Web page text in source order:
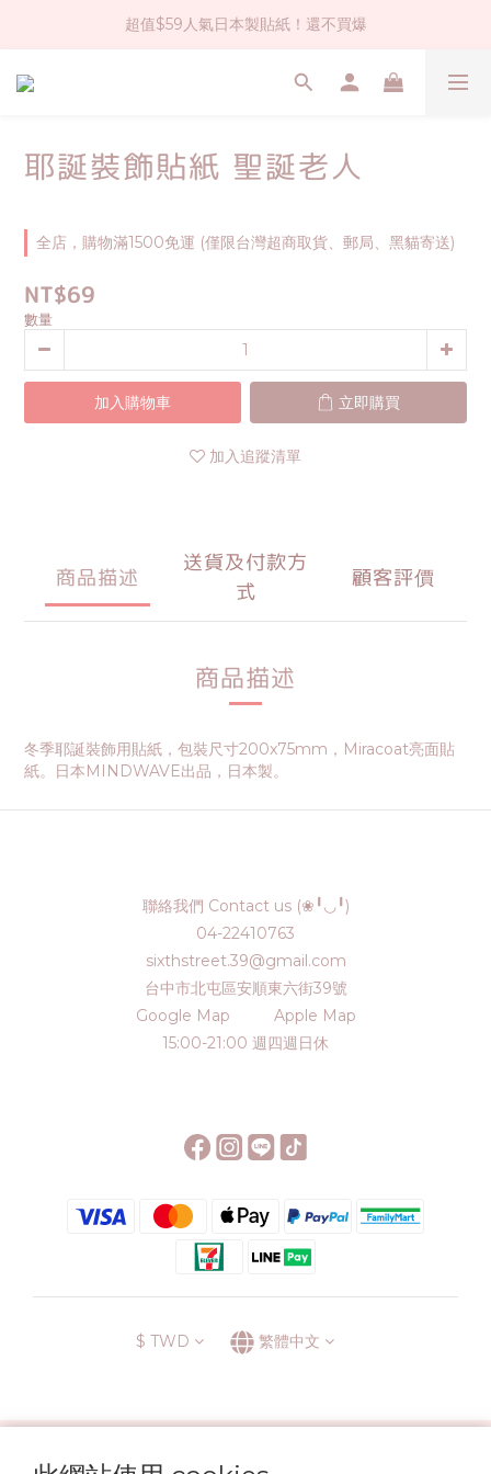
社群大人氣！各種有趣的打洞器
超值$59人氣日本製貼紙！還不買爆
全店$1500免運(台灣地區)
耶誕裝飾貼紙 聖誕老人
全店，購物滿1500免運 (僅限台灣超商取貨、郵局、黑貓寄送)
NT$69
數量
加入購物車 立即購買
加入追蹤清單
商品描述
送貨及付款方
式
顧客評價
商品描述
冬季耶誕裝飾用貼紙，包裝尺寸200x75mm，Miracoat亮面貼
紙。日本MINDWAVE出品，日本製。
聯絡我們 Contact us (❀╹◡╹)
04-22410763
sixthstreet.39@gmail.com
台中市北屯區安順東六街39號
Google Map
Apple Map
15:00-21:00 週四週日休
$ TWD 繁體中文